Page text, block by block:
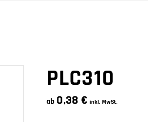
PLC310
ab 0,38 € inkl. MwSt.